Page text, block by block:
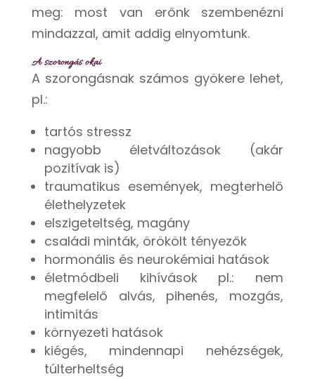
meg: most van erőnk szembenézni
mindazzal, amit addig elnyomtunk.
A szorongás okai
A szorongásnak számos gyökere lehet,
pl.:
tartós stressz
nagyobb életváltozások (akár
pozitívak is)
traumatikus események, megterhelő
élethelyzetek
elszigeteltség, magány
családi minták, örökölt tényezők
hormonális és neurokémiai hatások
életmódbeli kihívások pl.: nem
megfelelő alvás, pihenés, mozgás,
intimitás
környezeti hatások
kiégés, mindennapi nehézségek,
túlterheltség